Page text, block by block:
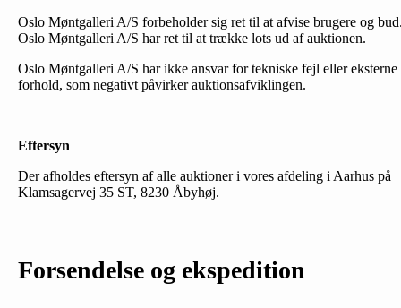
Oslo Møntgalleri A/S forbeholder sig ret til at afvise brugere og
Oslo Møntgalleri A/S har ret til at trække lots ud af auktionen.
Oslo Møntgalleri A/S har ikke ansvar for tekniske fejl eller eksterne
forhold, som negativt påvirker auktionsafviklingen.
Eftersyn
Der afholdes eftersyn af alle auktioner i vores afdeling i Aarhus på
Klamsagervej 35 ST, 8230 Åbyhøj.
Forsendelse og ekspedition